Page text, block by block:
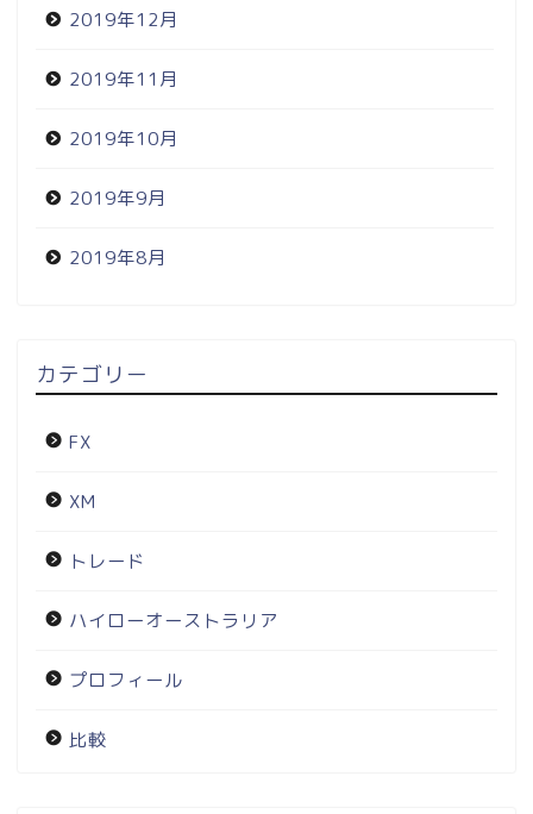
2019年12月
2019年11月
2019年10月
2019年9月
2019年8月
カテゴリー
FX
XM
トレード
ハイローオーストラリア
プロフィール
比較